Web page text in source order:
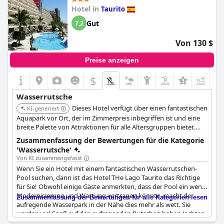
Hotel in Taurito
7,2 Gut
Von 130 $
Preise anzeigen
$
Wasserrutsche
KI-generiert
Dieses Hotel verfügt über einen fantastischen
Aquapark vor Ort, der im Zimmerpreis inbegriffen ist und eine
breite Palette von Attraktionen für alle Altersgruppen bietet.
Seine Nähe sowohl zum Hotel als auch zum Strand trägt zur
Bequemlichkeit bei und macht es zu einer Top-Wahl für Familien,
die Wasserspaß suchen.
Zusammenfassung der Bewertungen für die Kategorie
'Wasserrutsche'
Von KI zusammengefasst
Wenn Sie ein Hotel mit einem fantastischen Wasserrutschen-
Pool suchen, dann ist das Hotel THe Lago Taurito das Richtige
für Sie! Obwohl einige Gäste anmerkten, dass der Pool ein wenig
Modernisierung und Wartung vertragen könnte, macht der
aufregende Wasserpark in der Nähe dies mehr als wett. Sie
werden viel Spaß auf den aufregenden Rutschen haben (achten
Zusammenfassung der Bewertungen für alle Kategorien lesen